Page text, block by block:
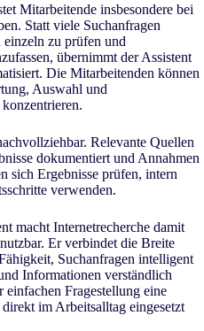
Mitarbeitende insbesondere bei
Statt viele Suchanfragen
zu prüfen und
übernimmt der Assistent
Die Mitarbeitenden können
Auswahl und
Relevante Quellen
dokumentiert und Annahmen
sich Ergebnisse prüfen, intern
verwenden.
macht Internetrecherche damit
Er verbindet die Breite
Suchanfragen intelligent
Informationen verständlich
einfachen Fragestellung eine
im Arbeitsalltag eingesetzt